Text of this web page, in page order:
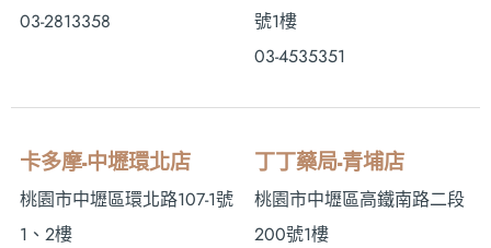
03-2813358
號1樓
03-4535351
卡多摩-中壢環北店
桃園市中壢區環北路107-1號
1、2樓
丁丁藥局-青埔店
桃園市中壢區高鐵南路二段
200號1樓